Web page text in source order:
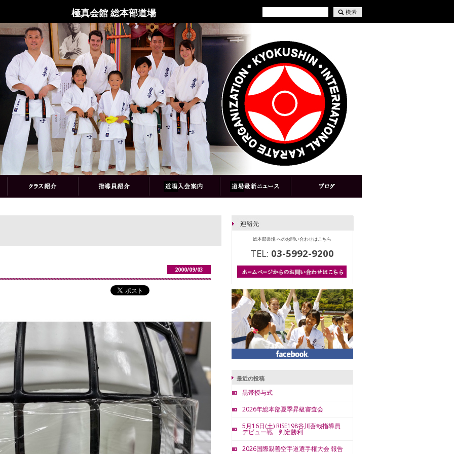
極真会館 総本部道場
2000/09/03
総本部道場 へのお問い合わせはこちら
TEL: 03-5992-9200
最近の投稿
黒帯授与式
2026年総本部夏季昇級審査会
5月16日(土) RISE198谷川蒼哉指導員
デビュー戦 判定勝利
2026国際親善空手道選手権大会 報告